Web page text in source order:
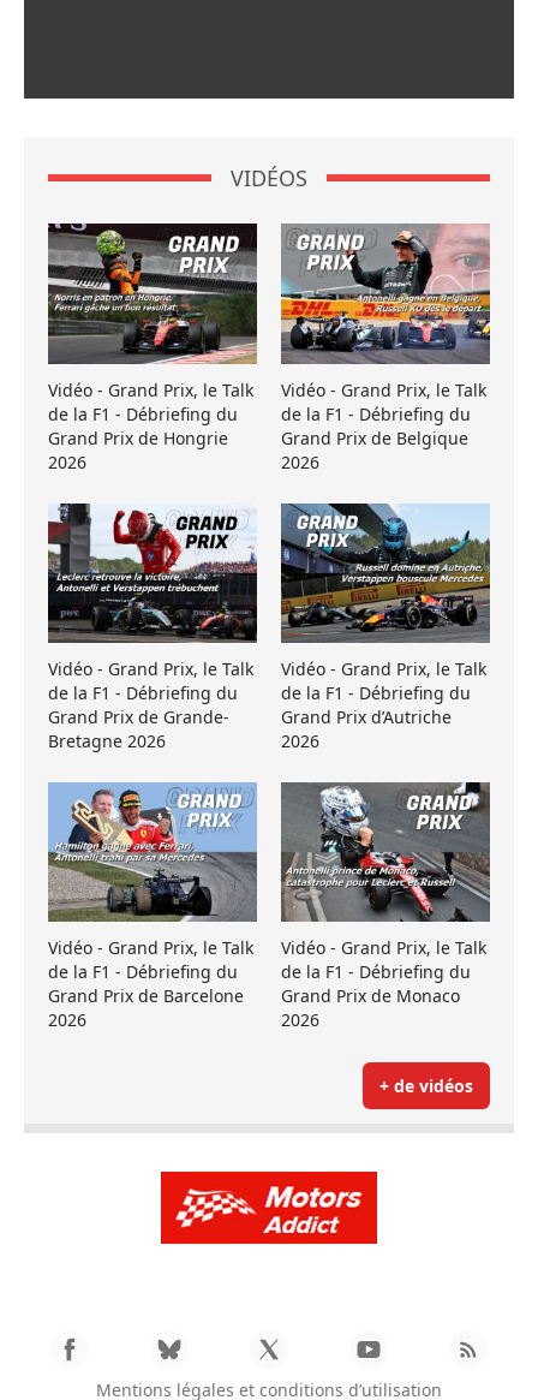
VIDÉOS
Vidéo - Grand Prix, le Talk
de la F1 - Débriefing du
Grand Prix de Hongrie
2026
Vidéo - Grand Prix, le Talk
de la F1 - Débriefing du
Grand Prix de Belgique
2026
Vidéo - Grand Prix, le Talk
de la F1 - Débriefing du
Grand Prix de Grande-
Bretagne 2026
Vidéo - Grand Prix, le Talk
de la F1 - Débriefing du
Grand Prix d’Autriche
2026
Vidéo - Grand Prix, le Talk
de la F1 - Débriefing du
Grand Prix de Barcelone
2026
Vidéo - Grand Prix, le Talk
de la F1 - Débriefing du
Grand Prix de Monaco
2026
+ de vidéos
Mentions légales et conditions d’utilisation